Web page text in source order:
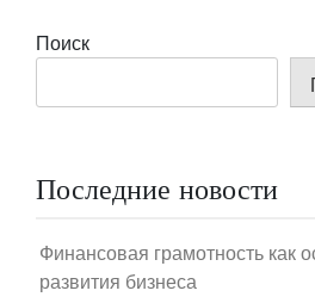
Поиск
Последние новости
Финансовая грамотность как
развития бизнеса